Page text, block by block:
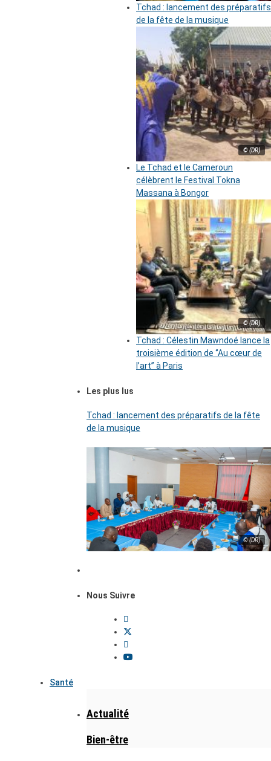
Tchad : lancement des préparatifs
de la fête de la musique
© (DR)
Le Tchad et le Cameroun
célèbrent le Festival Tokna
Massana à Bongor
© (DR)
Tchad : Célestin Mawndoé lance la
troisième édition de ‘’Au cœur de
l’art’’ à Paris
Les plus lus
Tchad : lancement des préparatifs de la fête
de la musique
© (DR)
Nous Suivre
Santé
Actualité
Bien-être